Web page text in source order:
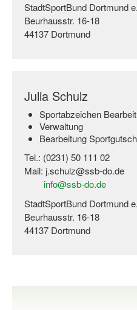
Kinderschutz im Sport
StadtSportBund Dortmund
Beurhausstr. 16-18
44137 Dortmund
Julia Schulz
Sportabzeichen
Verwaltung
Bearbeitung
Tel.: (0231) 50 111 02
Mail: j.schulz@ssb-do.de
info@ssb-do.de
StadtSportBund Dortmund
Beurhausstr. 16-18
44137 Dortmund